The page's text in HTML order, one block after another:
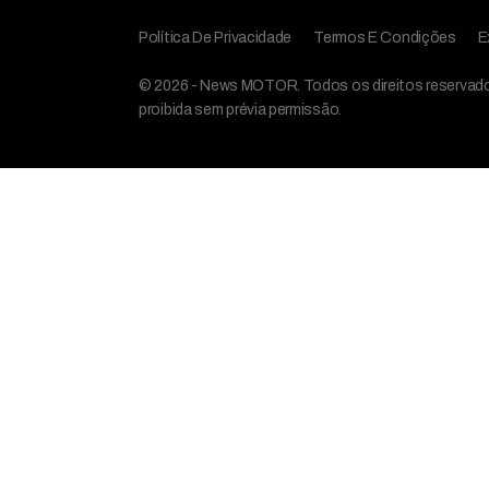
Política De Privacidade Termos E Condições
© 2026 - News MOTOR. Todos os direitos
proibida sem prévia permissão.